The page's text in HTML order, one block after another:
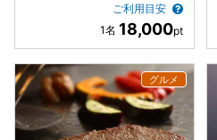
ご利用目安
18,000